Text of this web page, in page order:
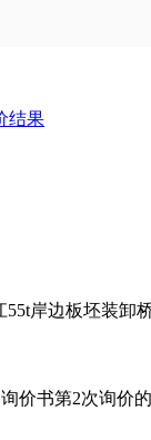
结果
岸边板坯装
书第2次询价